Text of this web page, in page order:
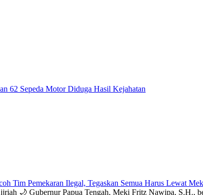
62 Sepeda Motor Diduga Hasil Kejahatan
Tim Pemekaran Ilegal, Tegaskan Semua Harus Lewat